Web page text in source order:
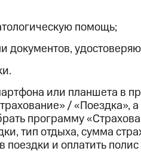
помощь;
документов,
или планшета в
/ «Поездка»,
программу
тип отдыха, сумма
и оплатить